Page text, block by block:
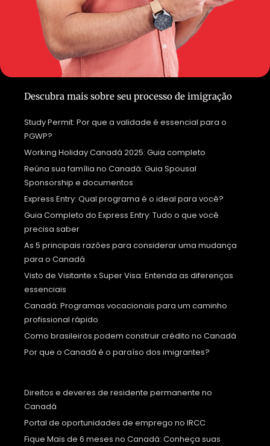
Descubra mais sobre seu processo de imigração
Study Permit: Por que a validade é essencial para o
PGWP?
Working Holiday Canadá 2025: Guia completo
Reúna sua família no Canadá: Guia Spousal
Sponsorship e documentos
Express Entry: Qual programa é o ideal para você?
Guia Completo do Express Entry: Tudo o que você
precisa saber
As 5 principais razões para considerar uma mudança
para o Canadá
Visto de Visitante x Super Visa: Entenda as diferenças
essenciais
Canadá: Programas vocacionais para um caminho
profissional rápido
Como brasileiros podem construir crédito no Canadá
Por que o Canadá é o paraíso dos imigrantes?
Direitos e deveres de residente permanente no
Canadá
Portal de oportunidades de emprego no IRCC
Fique Mais de 6 meses no Canadá: Conheça suas